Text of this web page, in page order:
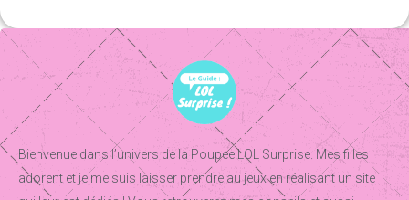
Bienvenue dans l’univers de la Poupee LOL Surprise. Mes filles
adorent et je me suis laisser prendre au jeux en réalisant un site